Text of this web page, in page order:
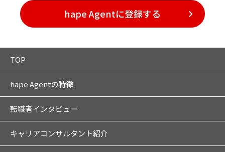
hape Agentに登録する
TOP
hape Agentの特徴
転職者インタビュー
キャリアコンサルタント紹介